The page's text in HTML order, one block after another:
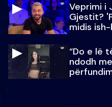
Veprimi i
Gjestit?
midis
“Do e lë
ndodh